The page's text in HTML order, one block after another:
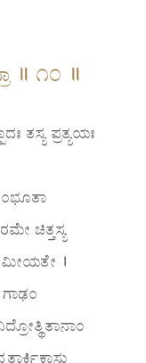
॥ ೧೦ ॥
ತಸ್ಯ ಪ್ರತ್ಯಯಃ
ಚಿತ್ತಸ್ಯ
।